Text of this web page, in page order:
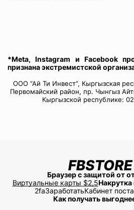
*Meta, Instagram и Facebook
признана экстремистской
ООО “Ай Ти Инвест”, Кыргызская
Первомайский район, пр. Чынгыз
Кыргызской республике:
Браузер с защитой от
Виртуальные карты $2,5Накрутка
2faЗаработатьКабинет
Как получать